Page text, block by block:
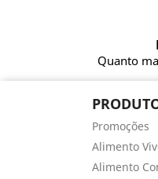
Quanto
Promoções
Alimento
Alimento